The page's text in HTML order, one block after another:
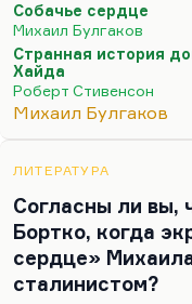
довольно точно
превращения по
тому, что этот
необратимым б)
выпустив Хайда, вы
Так и здесь:
из доброго и
пролетария, вы,
процесс сделать
Собачье сердце
Михаил Булгаков
Странная история
Хайда
Роберт Стивенсон
Михаил Булгаков
ЛИТЕРАТУРА
Согласны ли вы,
Бортко, когда
сердце»
сталинистом?